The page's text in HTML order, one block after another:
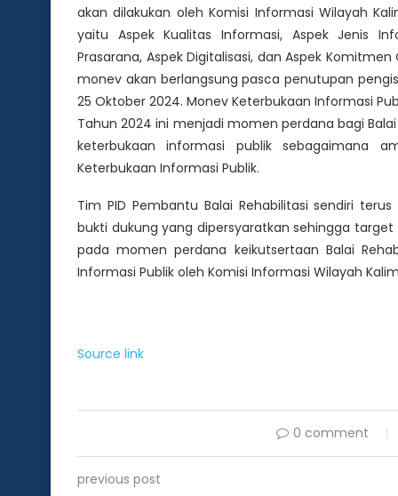
akan dilakukan oleh Komisi Informasi Wilayah
yaitu Aspek Kualitas Informasi, Aspek Jenis
Prasarana, Aspek Digitalisasi, dan Aspek
monev akan berlangsung pasca penutupan
25 Oktober 2024. Monev Keterbukaan Informasi
Tahun 2024 ini menjadi momen perdana bagi
keterbukaan informasi publik sebagaimana
Keterbukaan Informasi Publik.
Tim PID Pembantu Balai Rehabilitasi sendiri
bukti dukung yang dipersyaratkan sehingga
pada momen perdana keikutsertaan Balai
Informasi Publik oleh Komisi Informasi Wilayah
Source link
0 comment
previous post